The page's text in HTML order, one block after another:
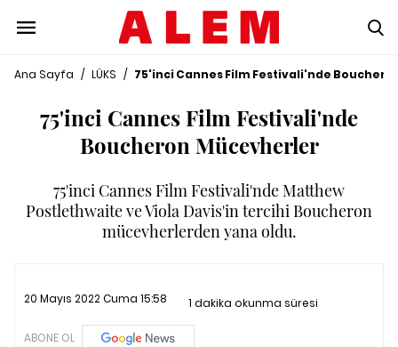
Ana Sayfa / LÜKS / 75'inci Cannes Film Festivali'nde
75'inci Cannes Film Festivali'nde
Boucheron Mücevherler
75'inci Cannes Film Festivali'nde Matthew
Postlethwaite ve Viola Davis'in tercihi Boucheron
mücevherlerden yana oldu.
20 Mayıs 2022 Cuma 15:58 1 dakika okunma süresi
ABONE OL